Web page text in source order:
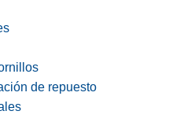
de repuesto